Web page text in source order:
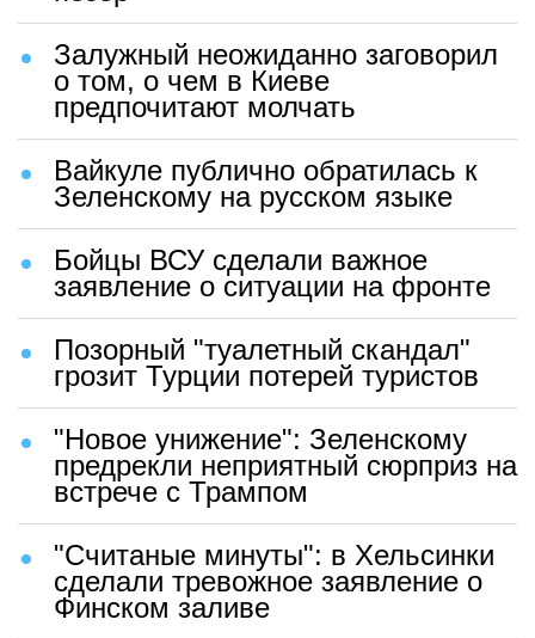
Залужный неожиданно заговорил
о том, о чем в Киеве
предпочитают молчать
Вайкуле публично обратилась к
Зеленскому на русском языке
Бойцы ВСУ сделали важное
заявление о ситуации на фронте
Позорный "туалетный скандал"
грозит Турции потерей туристов
"Новое унижение": Зеленскому
предрекли неприятный сюрприз на
встрече с Трампом
"Считаные минуты": в Хельсинки
сделали тревожное заявление о
Финском заливе